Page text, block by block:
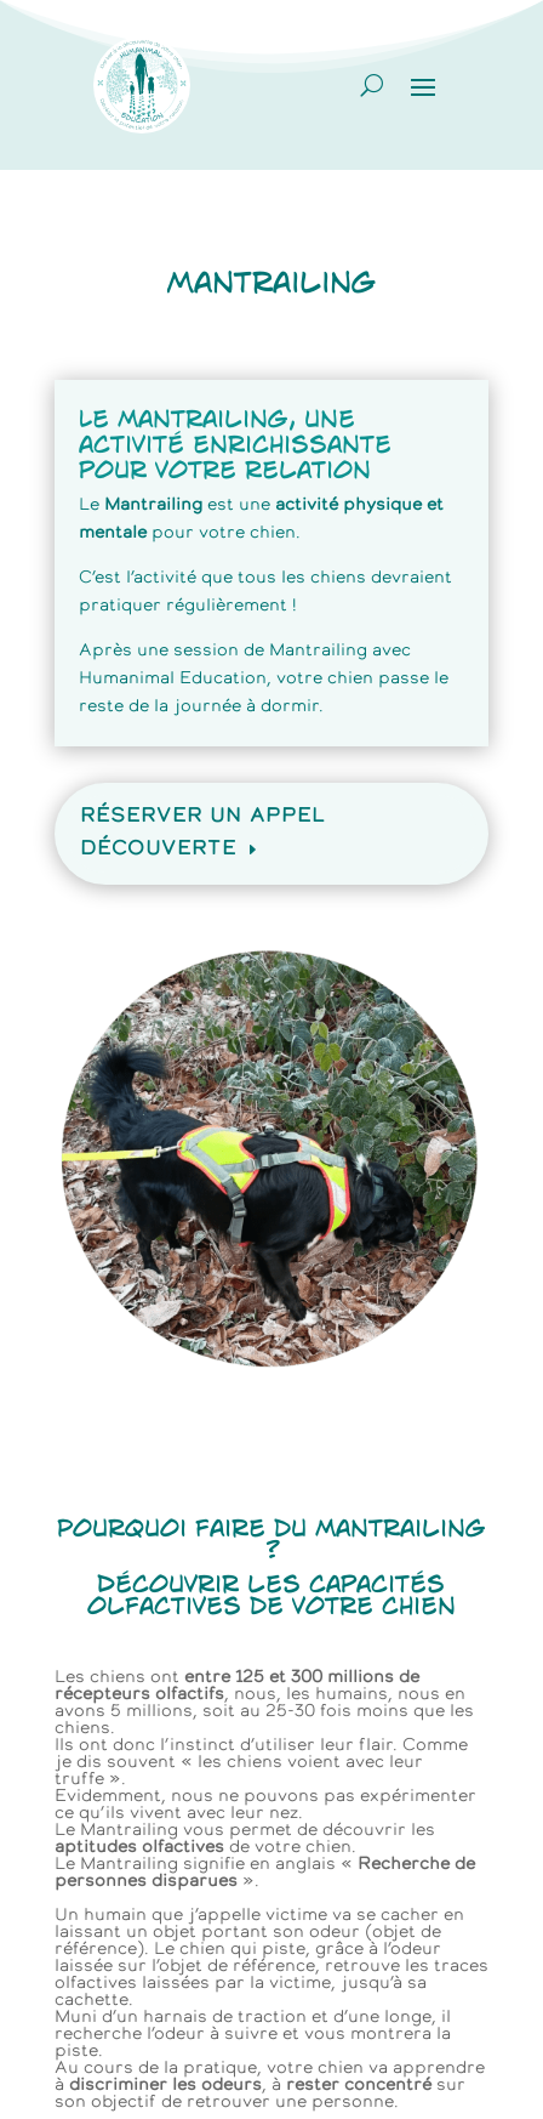
mantrailing
Le Mantrailing, une
activité enrichissante
pour votre relation
Le Mantrailingest une activité physique et
mentalepour votre chien.
C’est l’activité que tous les chiens devraient
pratiquer régulièrement !
Après une session de Mantrailing avec
Humanimal Education, votre chien passe le
reste de la journée à dormir.
RÉSERVER UN APPEL
DÉCOUVERTE
Pourquoi faire du Mantrailing
?
Découvrir les capacités
olfactives de votre chien
Les chiens ont entre 125 et 300 millions de
récepteurs olfactifs, nous, les humains, nous en
avons 5 millions, soit au 25-30 fois moins que les
chiens.
Ils ont donc l’instinct d’utiliser leur flair. Comme
je dis souvent « les chiens voient avec leur
truffe ».
Evidemment, nous ne pouvons pas expérimenter
ce qu’ils vivent avec leur nez.
Le Mantrailing vous permet de découvrir les
aptitudes olfactivesde votre chien.
Le Mantrailing signifie en anglais « Recherche de
personnes disparues».
Un humain que j’appelle victime va se cacher en
laissant un objet portant son odeur (objet de
référence). Le chien qui piste, grâce à l’odeur
laissée sur l’objet de référence, retrouve les traces
olfactives laissées par la victime, jusqu’à sa
cachette.
Muni d’un harnais de traction et d’une longe, il
recherche l’odeur à suivre et vous montrera la
piste.
Au cours de la pratique, votre chien va apprendre
à discriminer les odeurs, à rester concentrésur
son objectif de retrouver une personne.